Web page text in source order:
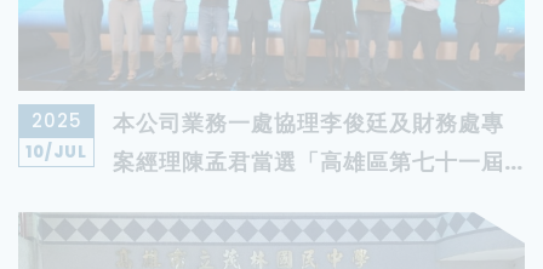
2025
10/JUL
本公司業務一處協理李俊廷及財務處專
案經理陳孟君當選「高雄區第七十一屆